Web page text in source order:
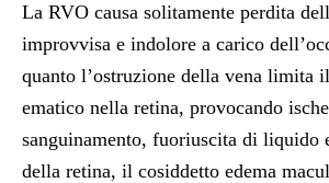
La RVO causa solitamente perdita
improvvisa e indolore a carico
quanto l’ostruzione della vena limita
ematico nella retina, provocando
sanguinamento, fuoriuscita di liquido
della retina, il cosiddetto edema